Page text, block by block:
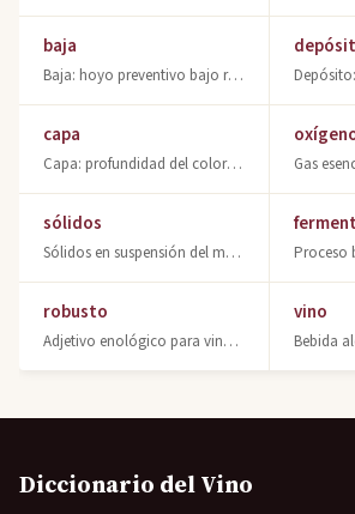
baja
Baja: hoyo preventivo bajo racimos para evitar podredumbre. Técnica vitícola de
capa
Capa: profundidad del color en vinos. Parámetro clave en cata organoléptica. Dob
sólidos
Sólidos en suspensión del mosto y vino: partículas, posos y su rol en clarificac
robusto
Adjetivo enológico para vinos de alta graduación natural, cuerpo denso y estruct
vino
Diccionario del Vino